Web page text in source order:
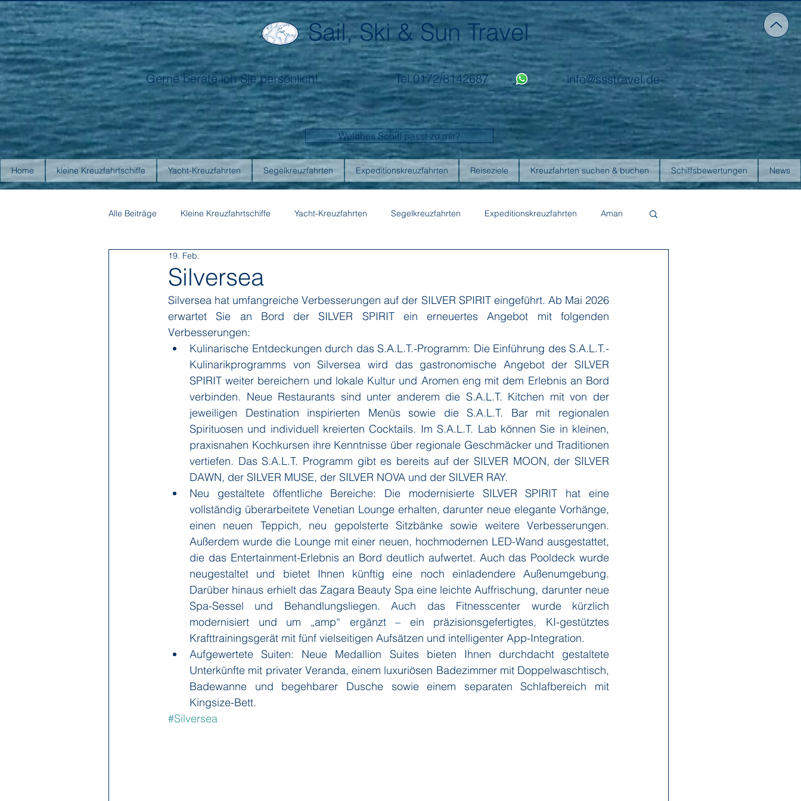
Sail, Ski & Sun Travel
Gerne berate ich Sie persönlich! Tel.0172/8142687 info@ssstravel.de
Welches Schiff passt zu mir?
Home kleine Kreuzfahrtschiffe Yacht-Kreuzfahrten Segelkreuzfahrten Expeditionskreuzfahrten Reiseziele Kreuzfahrten suchen & buchen Schiffsbewertungen News
Alle Beiträge Kleine Kreuzfahrtschiffe Yacht-Kreuzfahrten Segelkreuzfahrten Expeditionskreuzfahrten Aman
Antarctica21
HX Expeditions Orient Express Phoenix Reisen
Poseidon Expeditions Regent Seven Seas Cruises Running on Waves Sailing-Classics Scenic
Sea Cloud Cruises SeaDream Yacht Club Silhouette Cruises Silversea Star Clippers Swan Hellenic
The Ritz-Carlton Yacht Collection
Silversea
19. Feb.
Silversea hat umfangreiche Verbesserungen auf der SILVER SPIRIT eingeführt. Ab Mai 2026
erwartet Sie an Bord der SILVER SPIRIT ein erneuertes Angebot mit folgenden
Verbesserungen:
Kulinarische Entdeckungen durch das S.A.L.T.-Programm: Die Einführung des S.A.L.T.-
Kulinarikprogramms von Silversea wird das gastronomische Angebot der SILVER
SPIRIT weiter bereichern und lokale Kultur und Aromen eng mit dem Erlebnis an Bord
verbinden. Neue Restaurants sind unter anderem die S.A.L.T. Kitchen mit von der
jeweiligen Destination inspirierten Menüs sowie die S.A.L.T. Bar mit regionalen
Spirituosen und individuell kreierten Cocktails. Im S.A.L.T. Lab können Sie in kleinen,
praxisnahen Kochkursen ihre Kenntnisse über regionale Geschmäcker und Traditionen
vertiefen. Das S.A.L.T. Programm gibt es bereits auf der SILVER MOON, der SILVER
DAWN, der SILVER MUSE, der SILVER NOVA und der SILVER RAY.
Neu gestaltete öffentliche Bereiche: Die modernisierte SILVER SPIRIT hat eine
vollständig überarbeitete Venetian Lounge erhalten, darunter neue elegante Vorhänge,
einen neuen Teppich, neu gepolsterte Sitzbänke sowie weitere Verbesserungen.
Außerdem wurde die Lounge mit einer neuen, hochmodernen LED-Wand ausgestattet,
die das Entertainment-Erlebnis an Bord deutlich aufwertet. Auch das Pooldeck wurde
neugestaltet und bietet Ihnen künftig eine noch einladendere Außenumgebung.
Darüber hinaus erhielt das Zagara Beauty Spa eine leichte Auffrischung, darunter neue
Spa-Sessel und Behandlungsliegen. Auch das Fitnesscenter wurde kürzlich
modernisiert und um „amp“ ergänzt – ein präzisionsgefertigtes, KI-gestütztes
Krafttrainingsgerät mit fünf vielseitigen Aufsätzen und intelligenter App-Integration.
Aufgewertete Suiten: Neue Medallion Suites bieten Ihnen durchdacht gestaltete
Unterkünfte mit privater Veranda, einem luxuriösen Badezimmer mit Doppelwaschtisch,
Badewanne und begehbarer Dusche sowie einem separaten Schlafbereich mit
Kingsize-Bett.
#Silversea